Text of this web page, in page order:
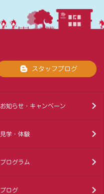
スタッフブログ
お知らせ・キャンペーン
見学・体験
プログラム
ブログ